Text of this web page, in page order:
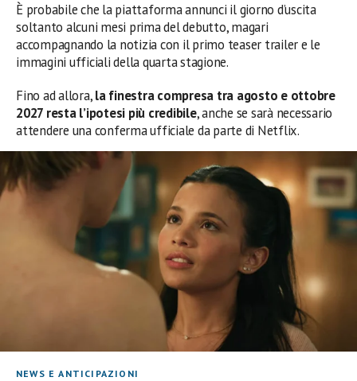
È probabile che la piattaforma annunci il giorno d’uscita
soltanto alcuni mesi prima del debutto, magari
accompagnando la notizia con il primo teaser trailer e le
immagini ufficiali della quarta stagione.
Fino ad allora,la finestra compresa tra agosto e ottobre
2027 resta l’ipotesi più credibile, anche se sarà necessario
attendere una conferma ufficiale da parte di Netflix.
NEWS E ANTICIPAZIONI